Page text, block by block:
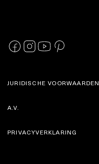
JURIDISCHE VOORWAARDEN
A.V.
PRIVACYVERKLARING